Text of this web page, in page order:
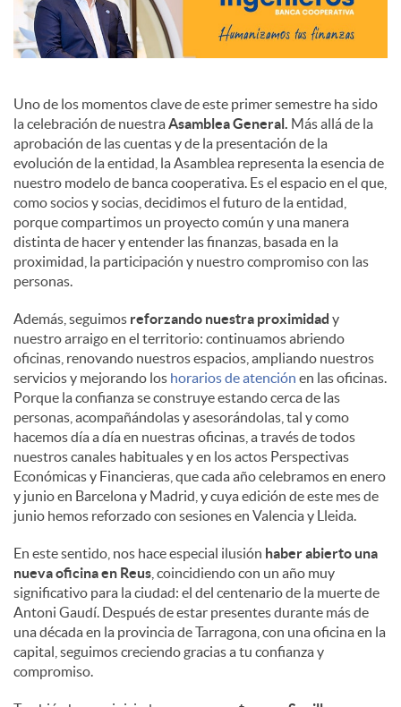
Uno de los momentos clave de este primer semestre ha sido
la celebración de nuestra Asamblea General. Más allá de la
aprobación de las cuentas y de la presentación de la
evolución de la entidad, la Asamblea representa la esencia de
nuestro modelo de banca cooperativa. Es el espacio en el que,
como socios y socias, decidimos el futuro de la entidad,
porque compartimos un proyecto común y una manera
distinta de hacer y entender las finanzas, basada en la
proximidad, la participación y nuestro compromiso con las
personas.
Además, seguimos reforzando nuestra proximidad y
nuestro arraigo en el territorio: continuamos abriendo
oficinas, renovando nuestros espacios, ampliando nuestros
servicios y mejorando los horarios de atención en las oficinas.
Porque la confianza se construye estando cerca de las
personas, acompañándolas y asesorándolas, tal y como
hacemos día a día en nuestras oficinas, a través de todos
nuestros canales habituales y en los actos Perspectivas
Económicas y Financieras, que cada año celebramos en enero
y junio en Barcelona y Madrid, y cuya edición de este mes de
junio hemos reforzado con sesiones en Valencia y Lleida.
En este sentido, nos hace especial ilusión haber abierto una
nueva oficina en Reus , coincidiendo con un año muy
significativo para la ciudad: el del centenario de la muerte de
Antoni Gaudí. Después de estar presentes durante más de
una década en la provincia de Tarragona, con una oficina en la
capital, seguimos creciendo gracias a tu confianza y
compromiso.